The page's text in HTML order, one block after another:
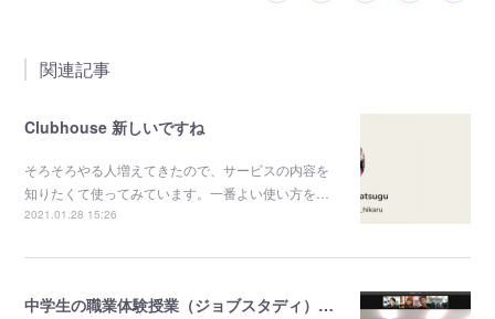
関連記事
Clubhouse 新しいですね
そろそろやる人増えてきたので、サービスの内容を
知りたくて使ってみています。一番よい使い方を…
2021.01.28 15:26
中学生の職業体験授業（ジョブスタディ）当日風景